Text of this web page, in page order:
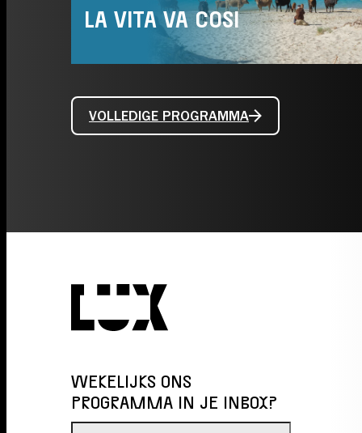
LA VITA VA COSI
VOLLEDIGE PROGRAMMA
WEKELIJKS ONS
PROGRAMMA IN JE INBOX?